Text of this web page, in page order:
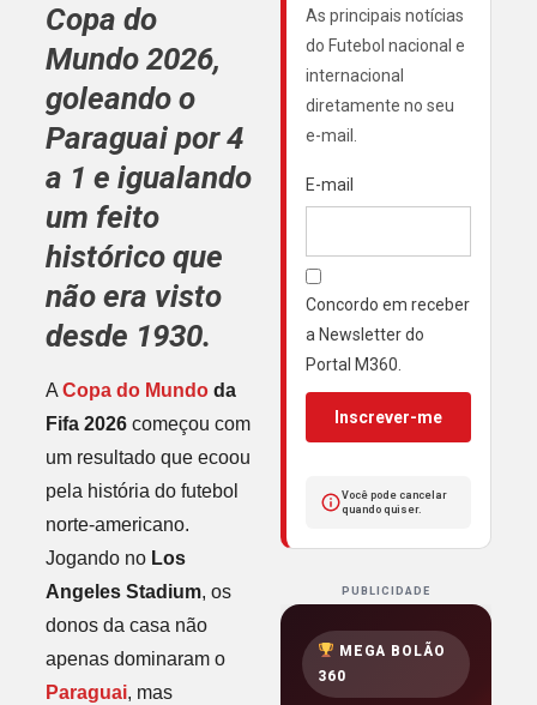
Copa do
Mundo 2026,
goleando o
Paraguai por 4
a 1 e igualando
um feito
histórico que
não era visto
desde 1930.
ACopa do Mundoda
Fifa 2026começou com
um resultado que ecoou
pela história do futebol
norte-americano.
Jogando no Los
Angeles Stadium, os
donos da casa não
apenas dominaram o
Paraguai, mas
As principais notícias
do Futebol nacional e
internacional
diretamente no seu
e-mail.
E-mail
Concordo em receber
a Newsletter do
Portal M360.
Inscrever-me
Você pode cancelar
quando quiser.
PUBLICIDADE
MEGA BOLÃO
360